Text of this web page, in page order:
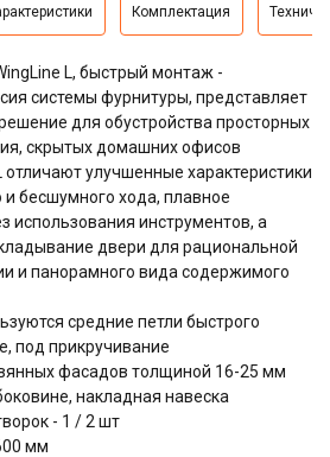
Комплектация
L, быстрый монтаж -
системы фурнитуры, представляет
для обустройства просторных
скрытых домашних офисов
улучшенные характеристики
и бесшумного хода, плавное
использования инструментов, а
двери для рациональной
и панорамного вида содержимого
средние петли быстрого
под прикручивание
фасадов толщиной 16-25 мм
накладная навеска
- 1 / 2 шт
мм